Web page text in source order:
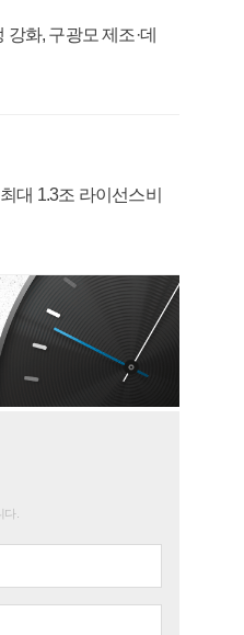
화, 구광모 제조·데
대 1.3조 라이선스비
다.